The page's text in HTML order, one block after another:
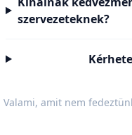
szervezeteknek?
Valami, amit nem